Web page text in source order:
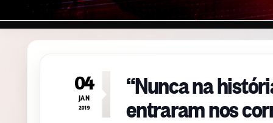
04
JAN
2019
“Nunca na
entraram nos